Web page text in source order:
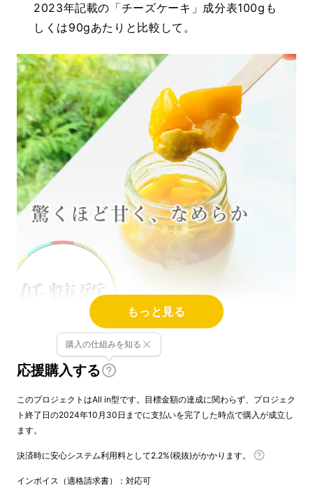
2023年記載の「チーズケーキ」成分表100gも
しくは90gあたりと比較して。
もっと見る
応援購入する
購入の仕組みを知る
このプロジェクトはAll in型です。目標金額の達成に関わらず、プロジェク
ト終了日の2024年10月30日までに支払いを完了した時点で購入が成立し
ます。
決済時に安心システム利用料として2.2%(税抜)がかかります。
インボイス（適格請求書）：対応可